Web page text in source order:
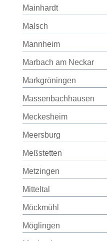
Mainhardt
Malsch
Mannheim
Marbach am Neckar
Markgröningen
Massenbachhausen
Meckesheim
Meersburg
Meßstetten
Metzingen
Mitteltal
Möckmühl
Möglingen